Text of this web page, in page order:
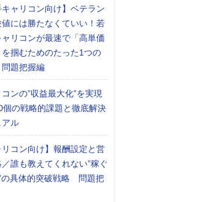
キャリコン向け】ベテラン
には勝たなくていい！若
リコンが最速で「高単価
掴むためのたった1つの
題把握編
ンの”収益最大化”を実現
個の戦略的課題と徹底解決
アル
リコン向け】報酬設定と営
誰も教えてくれない”稼ぐ
の具体的突破戦略 問題把